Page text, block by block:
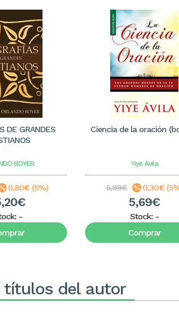
DE GRANDES
BOYER
0,80€ (5%)
-
Ciencia de la oración
Yiye Avila
5,99€ 0,30€
5,69€
Stock: -
Comprar
títulos del autor